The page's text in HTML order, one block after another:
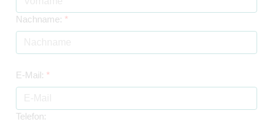
Nachname: *
E-Mail: *
Telefon: